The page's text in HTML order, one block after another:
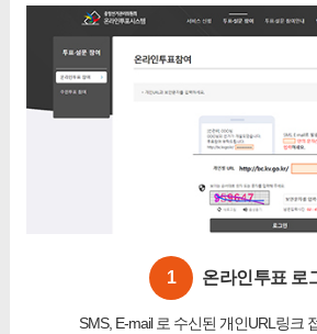
1 온라인투표 로
SMS, E-mail 로 수신된 개인URL링크